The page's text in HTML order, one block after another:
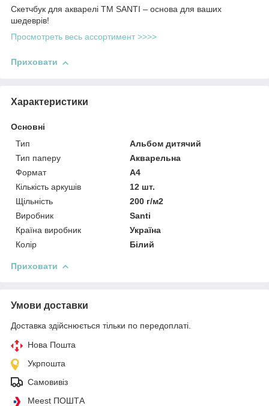
Скетчбук для акварелі ТМ SANTI – основа для ваших
шедеврів!
Просмотреть весь ассортимент >>>>
Приховати
Характеристики
Основні
Тип
Альбом дитячий
Тип паперу
Акварельна
Формат
A4
Кількість аркушів
12 шт.
Щільність
200 г/м2
Виробник
Santi
Країна виробник
Україна
Колір
Білий
Приховати
Умови доставки
Доставка здійснюється тільки по передоплаті.
Нова Пошта
Укрпошта
Самовивіз
Meest ПОШТА